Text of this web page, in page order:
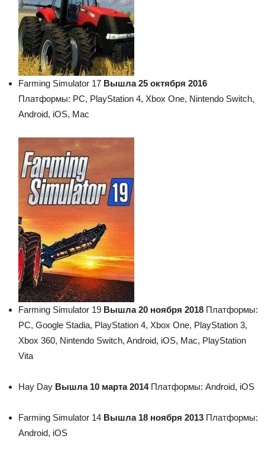
Farming Simulator 17 Вышла 25 октября 2016
Платформы: PC, PlayStation 4, Xbox One, Nintendo Switch,
Android, iOS, Mac
Farming Simulator 19 Вышла 20 ноября 2018 Платформы:
PC, Google Stadia, PlayStation 4, Xbox One, PlayStation 3,
Xbox 360, Nintendo Switch, Android, iOS, Mac, PlayStation
Vita
Hay Day Вышла 10 марта 2014 Платформы: Android, iOS
Farming Simulator 14 Вышла 18 ноября 2013 Платформы:
Android, iOS